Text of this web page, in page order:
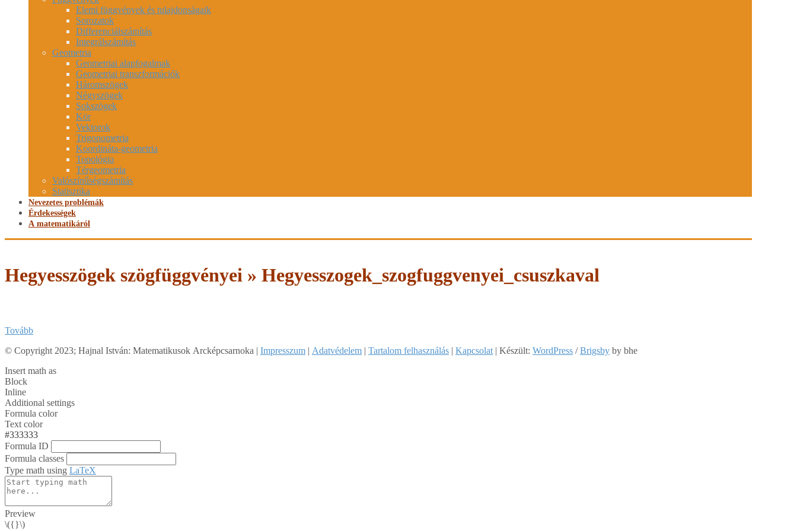
Elemi függvények és tulajdonságaik
Sorozatok
Differenciálszámítás
Integrálszámítás
Geometria
Geometriai alapfogalmak
Geometriai transzformációk
Háromszögek
Négyszögek
Sokszögek
Kör
Vektorok
Trigonometria
Koordináta-geometria
Topológia
Térgeometria
Valószínűségszámítás
Statisztika
Nevezetes problémák
Érdekességek
A matematikáról
Hegyesszögek szögfüggvényei » Hegyesszogek_szogfuggvenyei_csuszkaval
Tovább
2018-
27
© Copyright 2023; Hajnal István: Matematikusok Arcképcsarnoka | Impresszum | Adatvédelem | Tartalom felhasználás | Kapcsolat | Készült: WordPress /Brigsby by bhe
Insert math as
Block
Inline
Additional settings
Formula color
Text color
#333333
Formula ID
Formula classes
Type math using LaTeX
Preview
\({}\)